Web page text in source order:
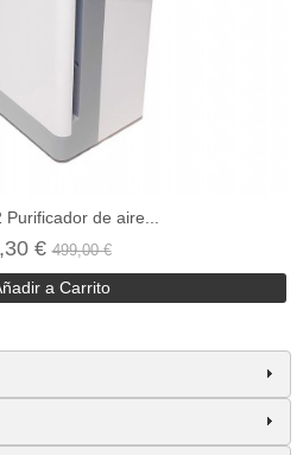
de aire...
€499,00 €
a Carrito